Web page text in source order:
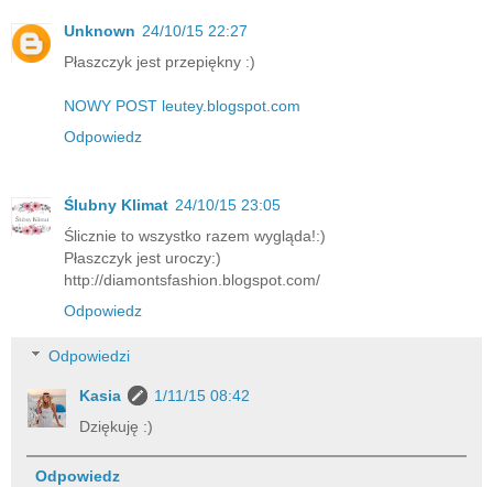
Unknown 24/10/15 22:27
Płaszczyk jest przepiękny :)
NOWY POST leutey.blogspot.com
Odpowiedz
Ślubny Klimat 24/10/15 23:05
Ślicznie to wszystko razem wygląda!:)
Płaszczyk jest uroczy:)
http://diamontsfashion.blogspot.com/
Odpowiedz
Odpowiedzi
Kasia
1/11/15 08:42
Dziękuję :)
Odpowiedz